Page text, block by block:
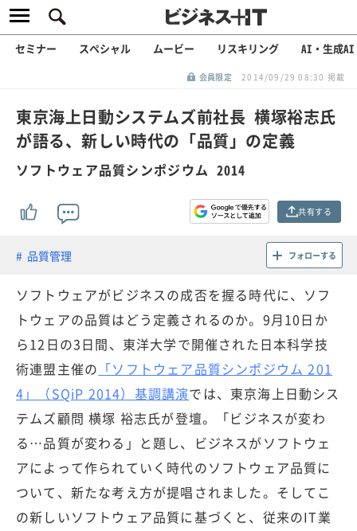
セミナー スペシャル ムービー リスキリング AI・生成AI
会員限定 2014/09/29 08:30 掲載
東京海上日動システムズ前社長 横塚裕志氏
が語る、新しい時代の「品質」の定義
ソフトウェア品質シンポジウム 2014
共有する
品質管理 フォローする
ソフトウェアがビジネスの成否を握る時代に、ソフ
トウェアの品質はどう定義されるのか。9月10日か
ら12日の3日間、東洋大学で開催された日本科学技
術連盟主催の 「ソフトウェア品質シンポジウム 201
4」（SQiP 2014）基調講演では、東京海上日動シス
テムズ顧問 横塚 裕志氏が登壇。「ビジネスが変わ
る…品質が変わる」と題し、ビジネスがソフトウェ
アによって作られていく時代のソフトウェア品質に
ついて、新たな考え方が提唱されました。そしてこ
の新しいソフトウェア品質に基づくと、従来のIT業